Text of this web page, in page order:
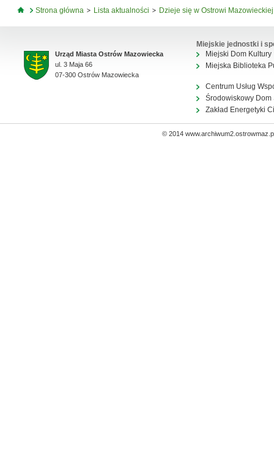
Jesteś tutaj
Strona główna Lista aktualności Dzieje się w Ostrowi
Urząd Miasta Ostrów Mazowiecka
ul. 3 Maja 66
07-300 Ostrów Mazowiecka
Miejskie jednostki i
Miejski Dom Kultury
Miejska Biblioteka
Centrum Usług
Środowiskowy Dom
Zakład Energetyki
© 2014